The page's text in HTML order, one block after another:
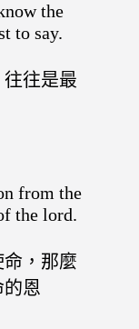
the
to say.
往是最
from the
the lord.
，那麼
恩